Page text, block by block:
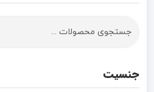
جنسیت